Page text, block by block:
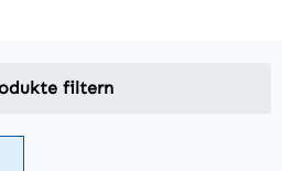
filtern